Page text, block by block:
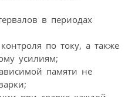
в периодах
по току, а также
усилиям;
памяти не